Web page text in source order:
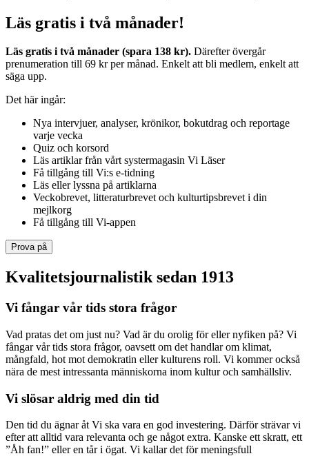
Läs gratis i två månader!
Läs gratis i två månader (spara 138 kr). Därefter övergår
prenumeration till 69 kr per månad. Enkelt att bli medlem, enkelt att
säga upp.
Det här ingår:
Nya intervjuer, analyser, krönikor, bokutdrag och reportage
varje vecka
Quiz och korsord
Läs artiklar från vårt systermagasin Vi Läser
Få tillgång till Vi:s e-tidning
Läs eller lyssna på artiklarna
Veckobrevet, litteraturbrevet och kulturtipsbrevet i din
mejlkorg
Få tillgång till Vi-appen
Prova på
Kvalitetsjournalistik sedan 1913
Vi fångar vår tids stora frågor
Vad pratas det om just nu? Vad är du orolig för eller nyfiken på? Vi
fångar vår tids stora frågor, oavsett om det handlar om klimat,
mångfald, hot mot demokratin eller kulturens roll. Vi kommer också
nära de mest intressanta människorna inom kultur och samhällsliv.
Vi slösar aldrig med din tid
Den tid du ägnar åt Vi ska vara en god investering. Därför strävar vi
efter att alltid vara relevanta och ge något extra. Kanske ett skratt, ett
”Åh fan!” eller en tår i ögat. Vi kallar det för meningsfull